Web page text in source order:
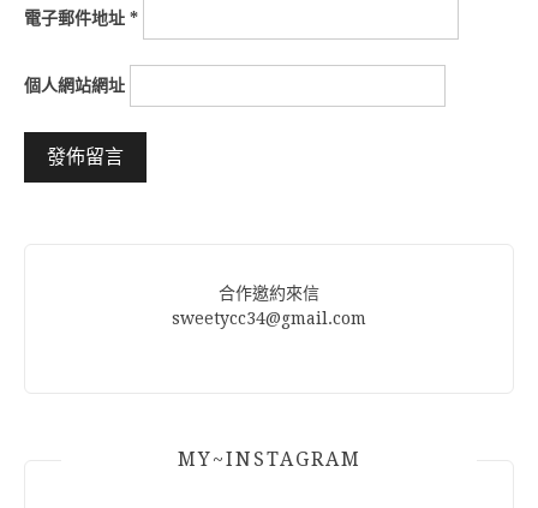
電子郵件地址 *
個人網站網址
合作邀約來信
sweetycc34@gmail.com
MY~INSTAGRAM